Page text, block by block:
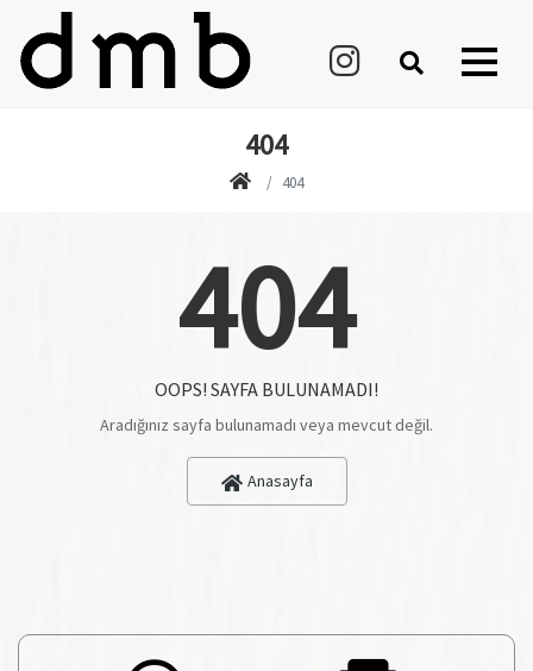
404
404
404
OOPS! SAYFA BULUNAMADI!
Aradığınız sayfa bulunamadı veya mevcut değil.
Anasayfa